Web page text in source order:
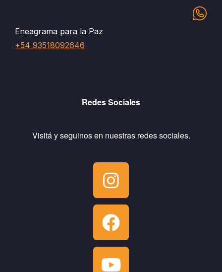
Eneagrama para la Paz
+54 93518092646
Redes Sociales
Visitá y seguinos en nuestras redes sociales.